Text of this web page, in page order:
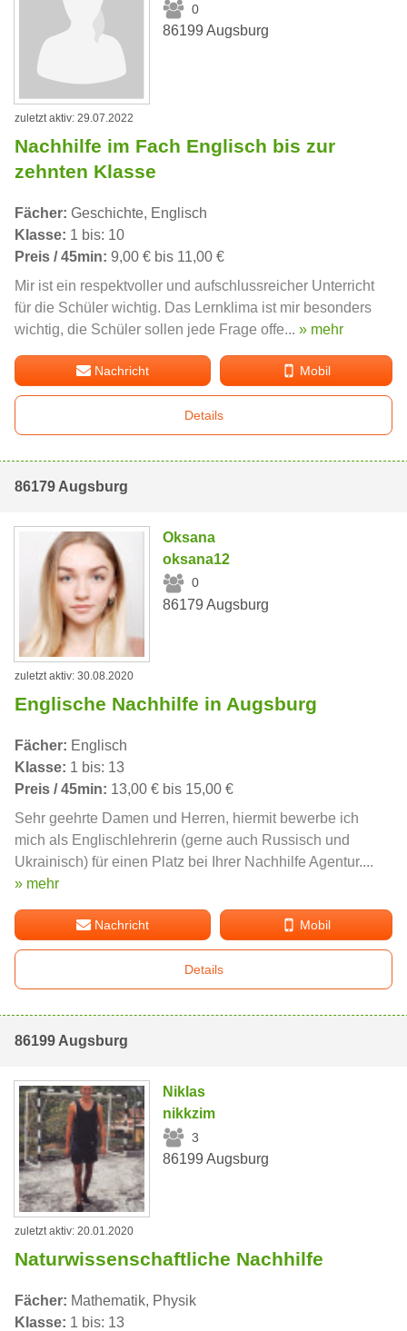
0
86199 Augsburg
zuletzt aktiv: 29.07.2022
Nachhilfe im Fach Englisch bis zur
zehnten Klasse
Fächer: Geschichte, Englisch
Klasse: 1 bis: 10
Preis / 45min: 9,00 € bis 11,00 €
Mir ist ein respektvoller und aufschlussreicher Unterricht
für die Schüler wichtig. Das Lernklima ist mir besonders
wichtig, die Schüler sollen jede Frage offe... » mehr
Nachricht Mobil
Details
86179 Augsburg
Oksana
oksana12
0
86179 Augsburg
zuletzt aktiv: 30.08.2020
Englische Nachhilfe in Augsburg
Fächer: Englisch
Klasse: 1 bis: 13
Preis / 45min: 13,00 € bis 15,00 €
Sehr geehrte Damen und Herren, hiermit bewerbe ich
mich als Englischlehrerin (gerne auch Russisch und
Ukrainisch) für einen Platz bei Ihrer Nachhilfe Agentur....
» mehr
Nachricht Mobil
Details
86199 Augsburg
Niklas
nikkzim
3
86199 Augsburg
zuletzt aktiv: 20.01.2020
Naturwissenschaftliche Nachhilfe
Fächer: Mathematik, Physik
Klasse: 1 bis: 13